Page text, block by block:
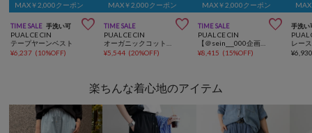
MAX￥2,000クーポン
TIME SALE 手洗い可 
PUAL CE CIN
テープヤーンベスト
¥6,237 (10%OFF)
MAX￥2,000クーポン
TIME SALE 
PUAL CE CIN
¥5,544 (20%OFF)
MAX￥2,000クーポン
TIME SALE 
PUAL CE CIN
【＠sein___000企画/リバイバル/新色】ラミー2枚重ねペプラムブラウス
¥8,415 (15%OFF)
手洗い
PUAL
¥
楽ちんな着心地のアイテム